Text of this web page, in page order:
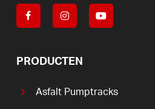
PRODUCTEN
Asfalt Pumptracks